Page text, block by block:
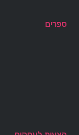
ספרים